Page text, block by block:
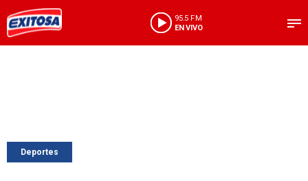
95.5 FM
EN VIVO
Deportes